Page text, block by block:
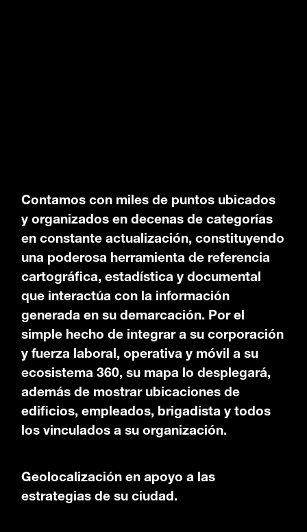
Contamos con miles de puntos ubicados
y organizados en decenas de categorías
en constante actualización, constituyendo
una poderosa herramienta de referencia
cartográfica, estadística y documental
que interactúa con la información
generada en su demarcación. Por el
simple hecho de integrar a su corporación
y fuerza laboral, operativa y móvil a su
ecosistema 360, su mapa lo desplegará,
además de mostrar ubicaciones de
edificios, empleados, brigadista y todos
los vinculados a su organización.
Geolocalización en apoyo a las
estrategias de su ciudad.